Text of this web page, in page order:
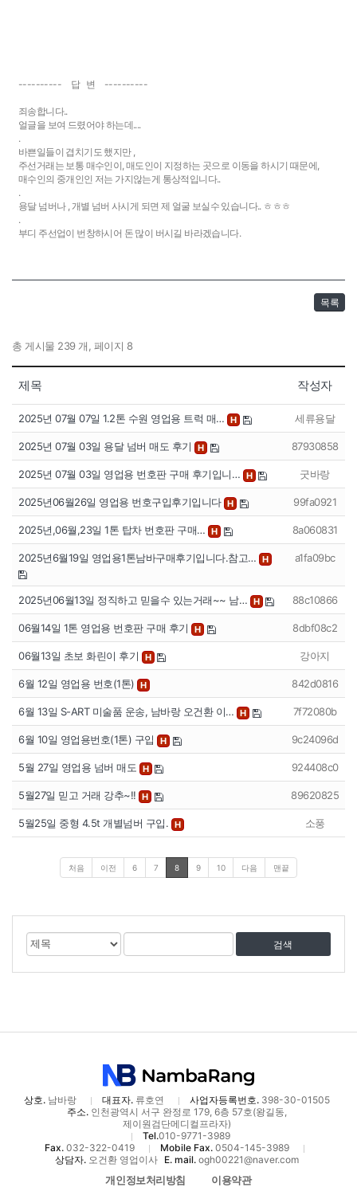
---------- 답 변 ----------
죄송합니다..
얼글을 보여 드렸어야 하는데....
.
바쁜일들이 겹치기도 했지만 ,
주선거래는 보통 매수인이, 매도인이 지정하는 곳으로 이동을 하시기 때문에,
매수인의 중개인인 저는 가지않는게 통상적입니다..
.
용달 넘버나 , 개별 넘버 사시게 되면 제 얼굴 보실수 있습니다.. ㅎㅎㅎ
.
부디 주선업이 번창하시어 돈 많이 버시길 바라겠습니다.
목록
총 게시물 239 개, 페이지 8
제목 작성자
2025년 07월 07일 1.2톤 수원 영업용 트럭 매… H 세류용달
2025년 07월 03일 용달 넘버 매도 후기 H 87930858
2025년 07월 03일 영업용 번호판 구매 후기입니… H 굿바랑
2025년06월26일 영업용 번호구입후기입니다 H 99fa0921
2025년,06월,23일 1톤 탑차 번호판 구매… H 8a060831
2025년6월19일 영업용1톤남바구매후기입니다.참고… H a1fa09bc
2025년06월13일 정직하고 믿을수 있는거래~~ 남… H 88c10866
06월14일 1톤 영업용 번호판 구매 후기 H 8dbf08c2
06월13일 초보 화린이 후기 H 강아지
6월 12일 영업용 번호(1톤) H 842d0816
6월 13일 S-ART 미술품 운송, 남바랑 오건환 이… H 7f72080b
6월 10일 영업용번호(1톤) 구입 H 9c24096d
5월 27일 영업용 넘버 매도 H 924408c0
5월27일 믿고 거래 강추~!! H 89620825
5월25일 중형 4.5t 개별넘버 구입. H 소풍
처음 이전 6 7 8 9 10 다음 맨끝
게
물
검
색
대
검
어
상호.남바랑 대표자.류호연 사업자등록번호.398-30-01505
주소.인천광역시 서구 완정로 179, 6층 57호(왕길동,
제이원검단메디컬프라자)
Tel.010-9771-3989
Fax. 032-322-0419 Mobile Fax. 0504-145-3989
상담자.오건환 영업이사 E. mail.ogh00221@naver.com
개인정보처리방침 이용약관